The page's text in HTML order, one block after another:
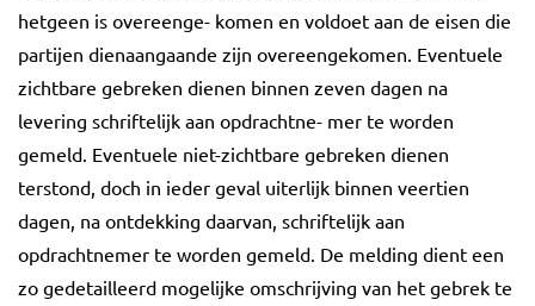
hetgeen is overeenge- komen en voldoet aan de eisen die
partijen dienaangaande zijn overeengekomen. Eventuele
zichtbare gebreken dienen binnen zeven dagen na
levering schriftelijk aan opdrachtne- mer te worden
gemeld. Eventuele niet-zichtbare gebreken dienen
terstond, doch in ieder geval uiterlijk binnen veertien
dagen, na ontdekking daarvan, schriftelijk aan
opdrachtnemer te worden gemeld. De melding dient een
zo gedetailleerd mogelijke omschrijving van het gebrek te